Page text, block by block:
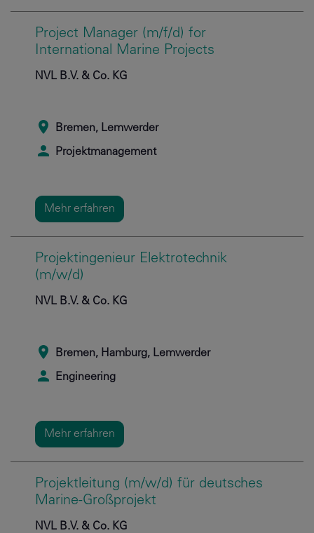
Project Manager (m/f/d) for
International Marine Projects
NVL B.V. & Co. KG
Bremen, Lemwerder
Projektmanagement
Mehr erfahren
Projektingenieur Elektrotechnik
(m/w/d)
NVL B.V. & Co. KG
Bremen, Hamburg, Lemwerder
Engineering
Mehr erfahren
Projektleitung (m/w/d) für deutsches
Marine-Großprojekt
NVL B.V. & Co. KG